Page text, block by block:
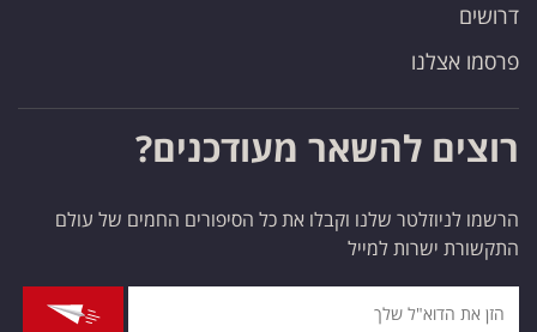
דרושים
פרסמו אצלנו
רוצים להשאר מעודכנים?
הרשמו לניוזלטר שלנו וקבלו את כל הסיפורים החמים של עולם
התקשורת ישרות למייל